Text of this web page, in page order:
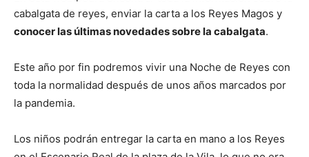
cabalgata de reyes, enviar la carta a los Reyes Magos y
conocer las últimas novedades sobre la cabalgata.
Este año por fin podremos vivir una Noche de Reyes con
toda la normalidad después de unos años marcados por
la pandemia.
Los niños podrán entregar la carta en mano a los Reyes